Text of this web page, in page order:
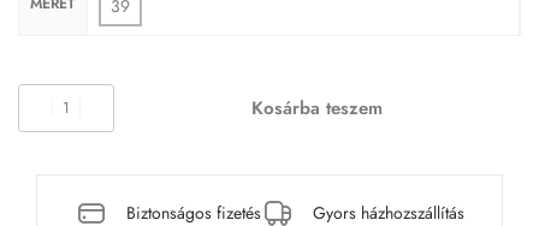
39
Kosárba teszem
Biztonságos fizetés
Gyors házhozszállítás